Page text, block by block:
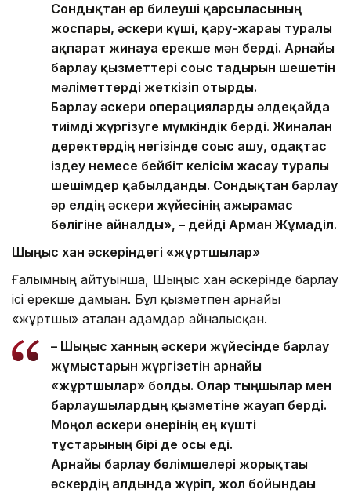
Сондықтан әр билеуші қарсыласының
жоспары, әскери күші, қару-жарағы туралы
ақпарат жинауға ерекше мән берді. Арнайы
барлау қызметтері соғыс тағдырын шешетін
мәліметтерді жеткізіп отырды.
Барлау әскери операцияларды әлдеқайда
тиімді жүргізуге мүмкіндік берді. Жиналған
деректердің негізінде соғыс ашу, одақтас
іздеу немесе бейбіт келісім жасау туралы
шешімдер қабылданды. Сондықтан барлау
әр елдің әскери жүйесінің ажырамас
бөлігіне айналды», – дейді Арман Жұмаділ.
Шыңғыс хан әскеріндегі «жұртшылар»
Ғалымның айтуынша, Шыңғыс хан әскерінде барлау
ісі ерекше дамыған. Бұл қызметпен арнайы
«жұртшы» аталған адамдар айналысқан.
– Шыңғыс ханның әскери жүйесінде барлау
жұмыстарын жүргізетін арнайы
«жұртшылар» болды. Олар тыңшылар мен
барлаушылардың қызметіне жауап берді.
Моңғол әскери өнерінің ең күшті
тұстарының бірі де осы еді.
Арнайы барлау бөлімшелері жорықтағы
әскердің алдында жүріп, жол бойындағы